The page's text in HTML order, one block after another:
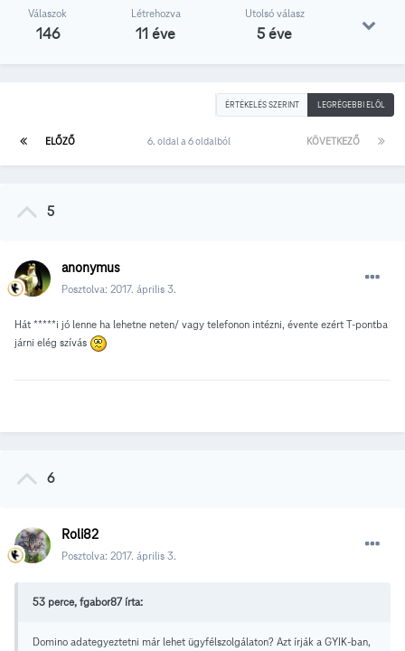
Válaszok
146
Létrehozva
11 éve
Utolsó válasz
5 éve
ÉRTÉKELÉS SZERINT LEGRÉGEBBI ELÖL
ELŐZŐ KÖVETKEZŐ
6. oldal a 6 oldalból
5
anonymus
Posztolva: 2017. április 3.
Hát *****i jó lenne ha lehetne neten/ vagy telefonon intézni, évente ezért T-pontba
járni elég szívás
6
Roli82
Posztolva: 2017. április 3.
53 perce, fgabor87 írta:
Domino adategyeztetni már lehet ügyfélszolgálaton? Azt írják a GYIK-ban,